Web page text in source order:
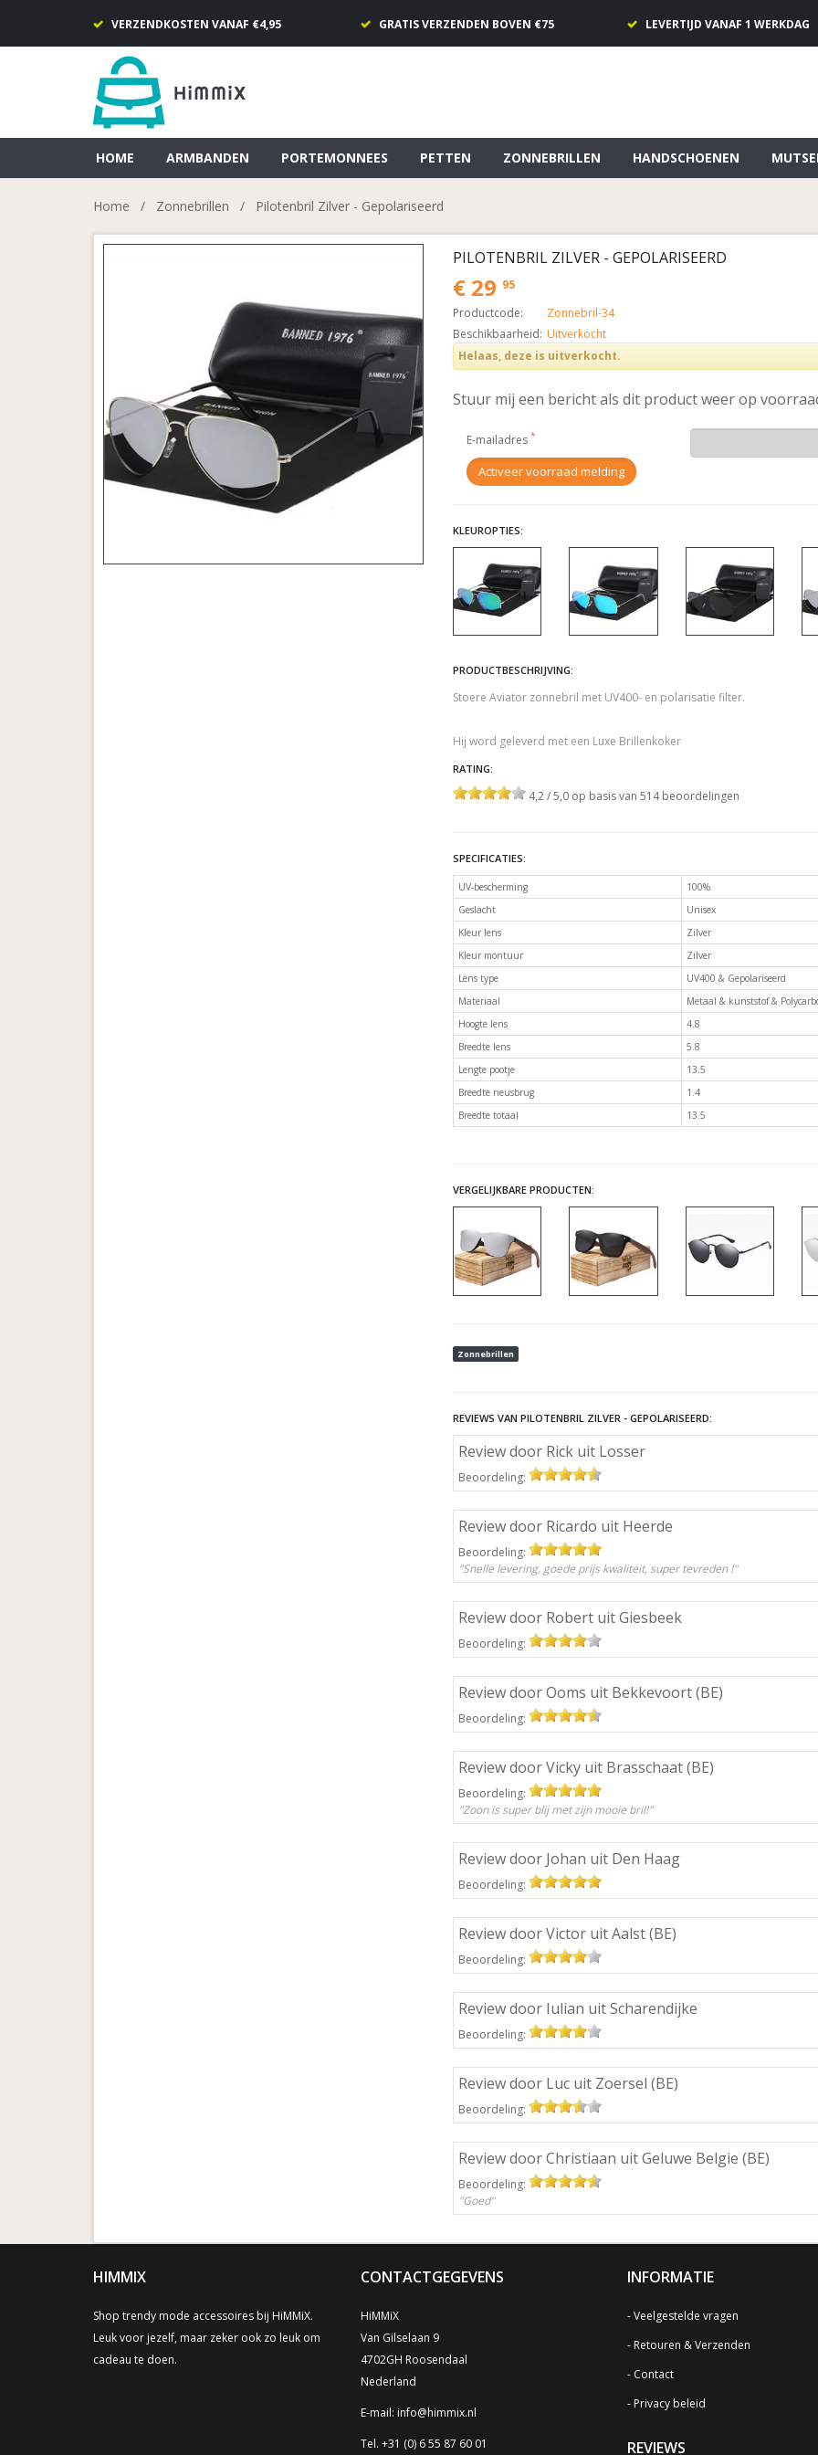
VERZENDKOSTEN VANAF €4,95 GRATIS VERZENDEN BOVEN €75 LEVERTIJD VANAF 1 WERKDAG
HOME ARMBANDEN PORTEMONNEES PETTEN ZONNEBRILLEN HANDSCHOENEN
Home / Zonnebrillen / Pilotenbril Zilver - Gepolariseerd
PILOTENBRIL ZILVER - GEPOLARISEERD
€ 29 95
Productcode:
Zonnebril-34
Beschikbaarheid: Uitverkocht
Helaas, deze is uitverkocht.
Stuur mij een bericht als dit product weer op
E-mailadres
KLEUROPTIES:
PRODUCTBESCHRIJVING:
Stoere Aviator zonnebril met UV400- en polarisatie filter.
Hij word geleverd met een Luxe Brillenkoker
RATING:
4,2 / 5,0 op basis van 514 beoordelingen
SPECIFICATIES:
UV-bescherming
100%
Geslacht
Unisex
Kleur lens
Zilver
Kleur montuur
Zilver
Lens type
UV400 & Gepolariseerd
Materiaal
Metaal & kunststof &
Hoogte lens
4.8
Breedte lens
5.8
Lengte pootje
13.5
Breedte neusbrug
1.4
Breedte totaal
13.5
VERGELIJKBARE PRODUCTEN:
Zonnebrillen
REVIEWS VAN PILOTENBRIL ZILVER - GEPOLARISEERD:
Review door Rick uit Losser
Beoordeling:
Review door Ricardo uit Heerde
Beoordeling:
"Snelle levering, goede prijs kwaliteit, super tevreden !"
Review door Robert uit Giesbeek
Beoordeling:
Review door Ooms uit Bekkevoort (BE)
Beoordeling:
Review door Vicky uit Brasschaat (BE)
Beoordeling:
"Zoon is super blij met zijn mooie bril!"
Review door Johan uit Den Haag
Beoordeling:
Review door Victor uit Aalst (BE)
Beoordeling:
Review door Iulian uit Scharendijke
Beoordeling:
Review door Luc uit Zoersel (BE)
Beoordeling:
Review door Christiaan uit Geluwe Belgie (BE)
Beoordeling:
"Goed"
HIMMIX
Shop trendy mode accessoires bij HiMMiX.
Leuk voor jezelf, maar zeker ook zo leuk om
cadeau te doen.
CONTACTGEGEVENS
HiMMiX
Van Gilselaan 9
4702GH Roosendaal
Nederland
E-mail: info@himmix.nl
Tel. +31 (0) 6 55 87 60 01
INFORMATIE
Veelgestelde vragen
Retouren & Verzenden
Contact
Privacy beleid
REVIEWS